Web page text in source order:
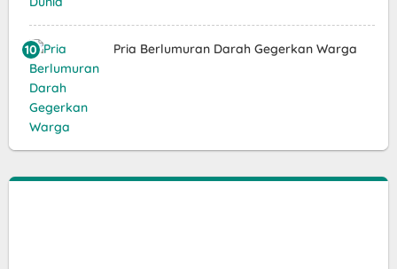
Pria Berlumuran Darah Gegerkan Warga